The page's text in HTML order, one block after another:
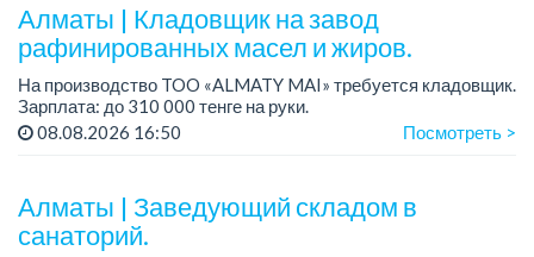
Алматы | Кладовщик на завод
рафинированных масел и жиров.
На производство TOO «ALMATY MAI» требуется кладовщик.
Зарплата: до 310 000 тенге на руки.
График работы: 5/2, с 08.00 до 17.00.
08.08.2026 16:50 Посмотреть >
Алматы | Заведующий складом в
санаторий.